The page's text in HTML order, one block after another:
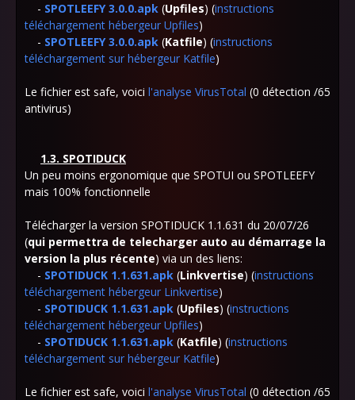
- SPOTLEEFY 3.0.0.apk (Upfiles) (instructions
téléchargement hébergeur Upfiles)
- SPOTLEEFY 3.0.0.apk (Katfile) (instructions
téléchargement sur hébergeur Katfile)
Le fichier est safe, voici l'analyse VirusTotal (0 détection /65
antivirus)
1.3. SPOTIDUCK
Un peu moins ergonomique que SPOTUI ou SPOTLEEFY
mais 100% fonctionnelle
Télécharger la version SPOTIDUCK 1.1.631 du 20/07/26
(qui permettra de telecharger auto au démarrage la
version la plus récente) via un des liens:
- SPOTIDUCK 1.1.631.apk (Linkvertise) (instructions
téléchargement hébergeur Linkvertise)
- SPOTIDUCK 1.1.631.apk (Upfiles) (instructions
téléchargement hébergeur Upfiles)
- SPOTIDUCK 1.1.631.apk (Katfile) (instructions
téléchargement sur hébergeur Katfile)
Le fichier est safe, voici l'analyse VirusTotal (0 détection /65